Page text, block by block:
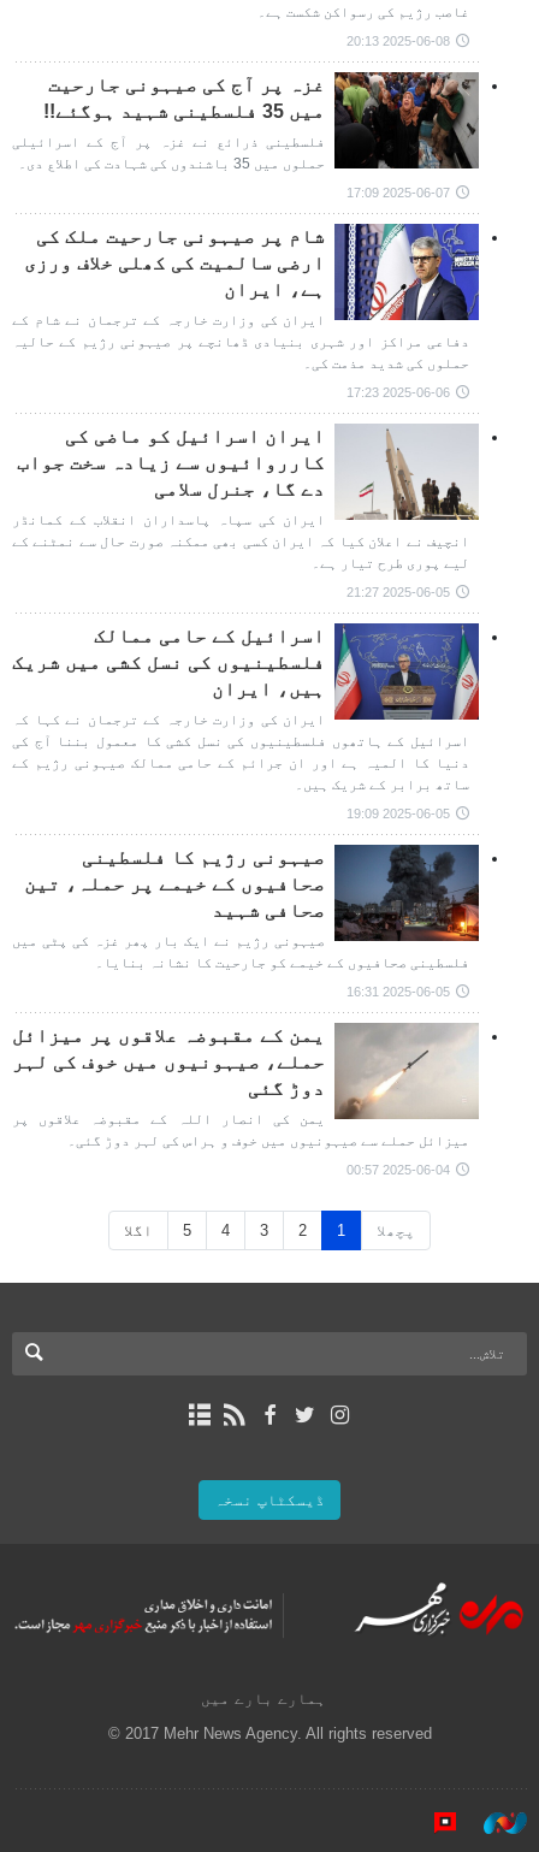
غاصب رژیم کی رسواکن شکست ہے۔
2025-06-08 20:13
غزہ پر آج کی صیہونی جارحیت
میں 35 فلسطینی شہید ہوگئے!!
فلسطینی ذرائع نے غزہ پر آج کے اسرائیلی
حملوں میں 35 باشندوں کی شہادت کی اطلاع دی۔
2025-06-07 17:09
شام پر صیہونی جارحیت ملک کی
ارضی سالمیت کی کھلی خلاف ورزی
ہے، ایران
ایران کی وزارت خارجہ کے ترجمان نے شام کے
دفاعی مراکز اور شہری بنیادی ڈھانچے پر صیہونی رژیم کے حالیہ
حملوں کی شدید مذمت کی۔
2025-06-06 17:23
ایران اسرائیل کو ماضی کی
کارروائیوں سے زیادہ سخت جواب
دے گا، جنرل سلامی
ایران کی سپاہ پاسداران انقلاب کے کمانڈر
انچیف نے اعلان کیا کہ ایران کسی بھی ممکنہ صورت حال سے نمٹنے کے
لیے پوری طرح تیار ہے۔
2025-06-05 21:27
اسرائیل کے حامی ممالک
فلسطینیوں کی نسل کشی میں شریک
ہیں، ایران
ایران کی وزارت خارجہ کے ترجمان نے کہا کہ
اسرائیل کے ہاتھوں فلسطینیوں کی نسل کشی کا معمول بننا آج کی
دنیا کا المیہ ہے اور ان جرائم کے حامی ممالک صیہونی رژیم کے
ساتھ برابر کے شریک ہیں۔
2025-06-05 19:09
صیہونی رژیم کا فلسطینی
صحافیوں کے خیمے پر حملہ، تین
صحافی شہید
صیہونی رژیم نے ایک بار پھر غزہ کی پٹی میں
فلسطینی صحافیوں کے خیمے کو جارحیت کا نشانہ بنایا۔
2025-06-05 16:31
یمن کے مقبوضہ علاقوں پر میزائل
حملے، صیہونیوں میں خوف کی لہر
دوڑ گئی
یمن کی انصار اللہ کے مقبوضہ علاقوں پر
میزائل حملے سے صیہونیوں میں خوف و ہراس کی لہر دوڑ گئی۔
2025-06-04 00:57
پچھلا 1
2
3
4
5 اگلا
ڈیسکٹاپ نسخہ
ہمارے بارے میں
© 2017 Mehr News Agency. All rights reserved